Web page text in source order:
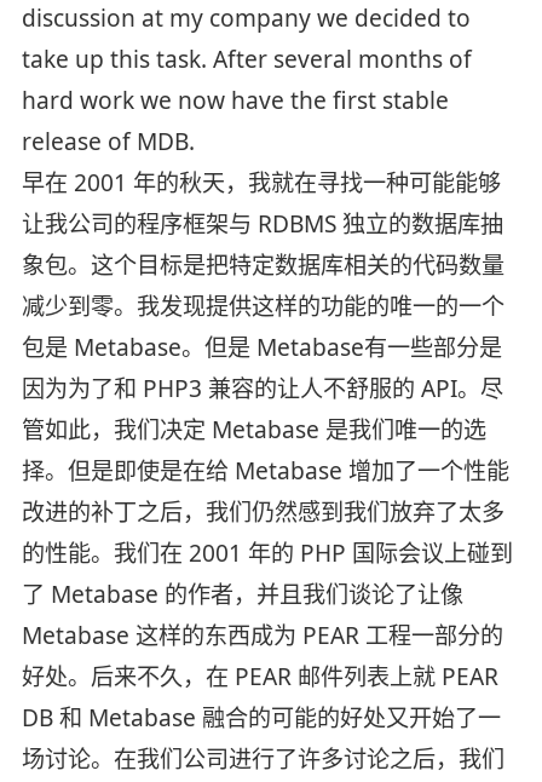
discussion at my company we decided to
take up this task. After several months of
hard work we now have the first stable
release of MDB.
早在 2001 年的秋天，我就在寻找一种可能能够
让我公司的程序框架与 RDBMS 独立的数据库抽
象包。这个目标是把特定数据库相关的代码数量
减少到零。我发现提供这样的功能的唯一的一个
包是 Metabase。但是 Metabase有一些部分是
因为为了和 PHP3 兼容的让人不舒服的 API。尽
管如此，我们决定 Metabase 是我们唯一的选
择。但是即使是在给 Metabase 增加了一个性能
改进的补丁之后，我们仍然感到我们放弃了太多
的性能。我们在 2001 年的 PHP 国际会议上碰到
了 Metabase 的作者，并且我们谈论了让像
Metabase 这样的东西成为 PEAR 工程一部分的
好处。后来不久，在 PEAR 邮件列表上就 PEAR
DB 和 Metabase 融合的可能的好处又开始了一
场讨论。在我们公司进行了许多讨论之后，我们